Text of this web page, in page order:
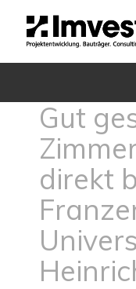
Gut
direkt